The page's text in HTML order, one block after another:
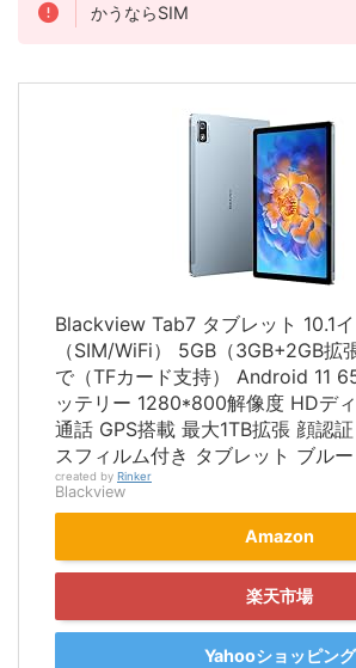
かうならSIM
Blackview Tab7 タブレット 10.1
（SIM/WiFi） 5GB（3GB+2GB拡
で（TFカード支持） Android 11
ッテリー 1280*800解像度 HDデ
通話 GPS搭載 最大1TB拡張 顔認
スフィルム付き タブレット ブルー
created by Rinker
Blackview
Amazon
楽天市場
Yahooショッピング